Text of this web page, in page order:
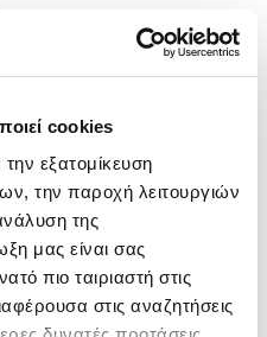
cookies
εξατομίκευση
την παροχή λειτουργιών
της
μας είναι σας
πιο ταιριαστή στις
στις αναζητήσεις